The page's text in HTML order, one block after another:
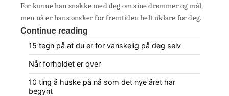
Før kunne han snakke med deg om sine drømmer og mål,
men nå er hans ønsker for fremtiden helt uklare for deg.
Continue reading
15 tegn på at du er for vanskelig på deg selv
Når forholdet er over
10 ting å huske på nå som det nye året har
begynt